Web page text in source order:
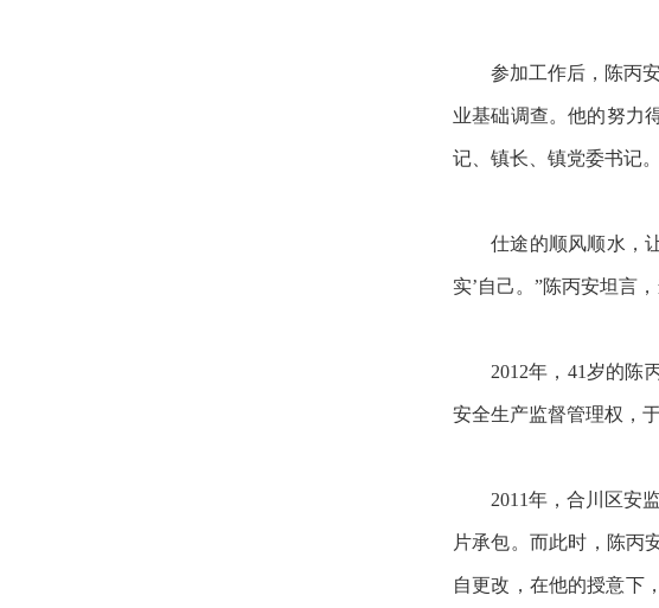
参加工作后，陈丙
业基础调查。他的努力
记、镇长、镇党委书记。
仕途的顺风顺水，
实’自己。”陈丙安坦言
2012年，41岁的陈
安全生产监督管理权，
2011年，合川区安
片承包。而此时，陈丙
自更改，在他的授意下